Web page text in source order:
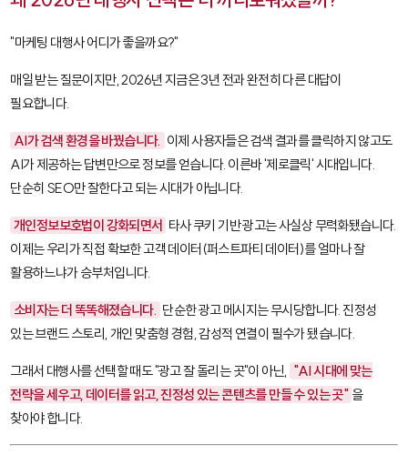
"마케팅 대행사 어디가 좋을까요?"
매일 받는 질문이지만, 2026년 지금은 3년 전과 완전히 다른 대답이
필요합니다.
AI가 검색 환경을 바꿨습니다. 이제 사용자들은 검색 결과를 클릭하지 않고도
AI가 제공하는 답변만으로 정보를 얻습니다. 이른바 '제로클릭' 시대입니다.
단순히 SEO만 잘한다고 되는 시대가 아닙니다.
개인정보보호법이 강화되면서 타사 쿠키 기반 광고는 사실상 무력화됐습니다.
이제는 우리가 직접 확보한 고객 데이터(퍼스트파티 데이터)를 얼마나 잘
활용하느냐가 승부처입니다.
소비자는 더 똑똑해졌습니다. 단순한 광고 메시지는 무시당합니다. 진정성
있는 브랜드 스토리, 개인 맞춤형 경험, 감성적 연결이 필수가 됐습니다.
그래서 대행사를 선택할 때도 "광고 잘 돌리는 곳"이 아닌, "AI 시대에 맞는
전략을 세우고, 데이터를 읽고, 진정성 있는 콘텐츠를 만들 수 있는 곳" 을
찾아야 합니다.